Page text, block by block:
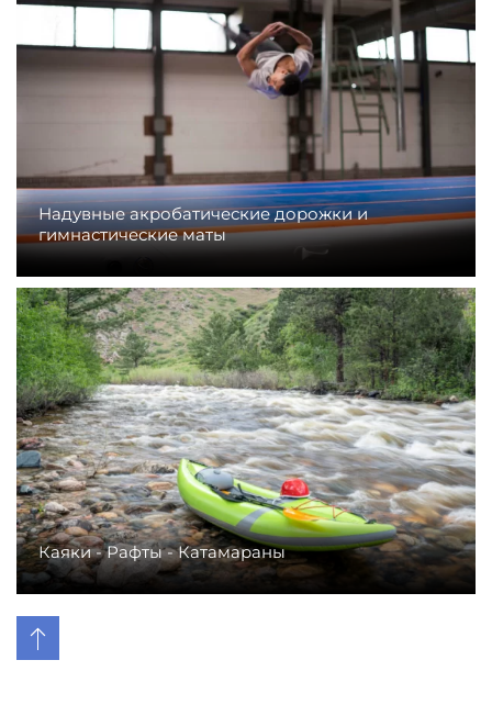
Надувные акробатические дорожки и
гимнастические маты
Каяки - Рафты - Катамараны